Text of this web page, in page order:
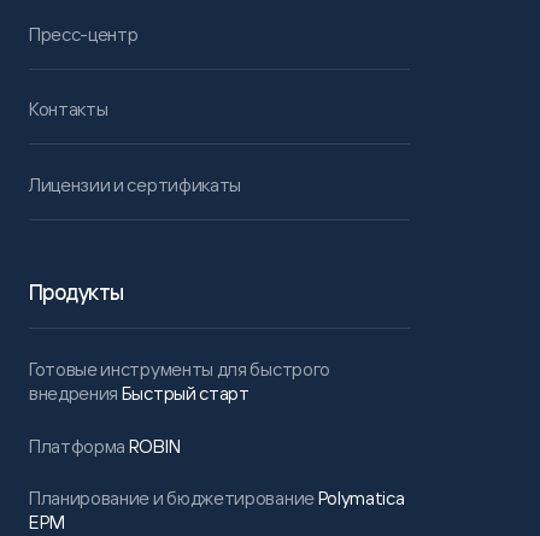
Пресс-центр
Контакты
Лицензии и сертификаты
Продукты
Готовые инструменты для быстрого
внедрения Быстрый старт
Платформа ROBIN
Планирование и бюджетированиеPolymatica
EPM